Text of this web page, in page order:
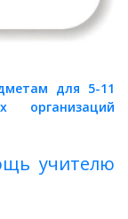
для 5-11
организаций
учителю